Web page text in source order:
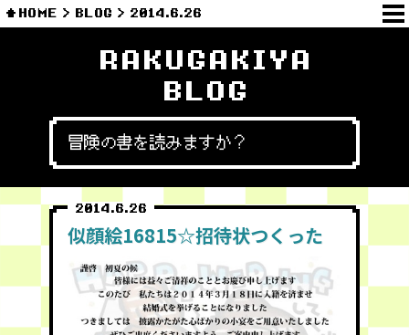
HOME BLOG 2014.6.26
RAKUGAKIYA
BLOG
冒険の書を読みますか？
2014.6.26
似顔絵16815☆招待状つくった